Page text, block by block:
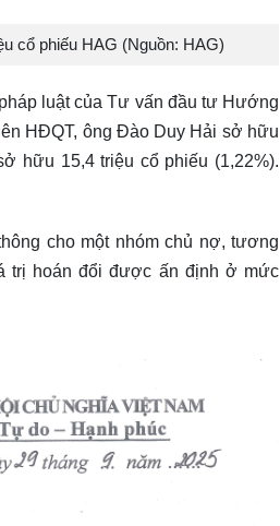
cổ phiếu HAG (Nguồn: HAG)
luật của Tư vấn đầu tư Hướng
HĐQT, ông Đào Duy Hải sở hữu
hữu 15,4 triệu cổ phiếu (1,22%).
cho một nhóm chủ nợ, tương
trị hoán đổi được ấn định ở mức